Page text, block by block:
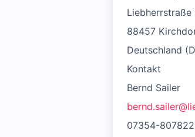
Liebherrstraße
88457
Deutschland
Kontakt
Bernd Sailer
07354-807822